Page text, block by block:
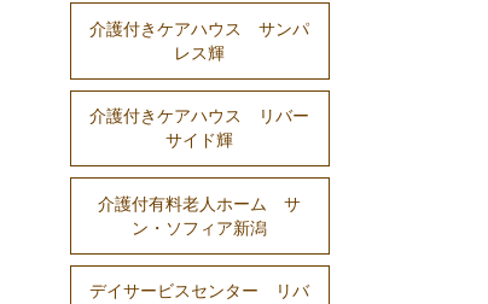
介護付きケアハウス サンパ
レス輝
介護付きケアハウス リバー
サイド輝
介護付有料老人ホーム サ
ン・ソフィア新潟
デイサービスセンター リバ